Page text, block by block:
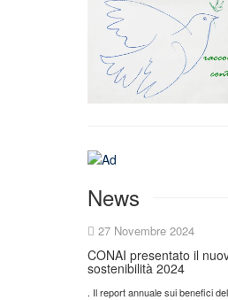
News
27 Novembre 2024
CONAI presentato il
sostenibilità 2024
. Il report annuale sui benefici